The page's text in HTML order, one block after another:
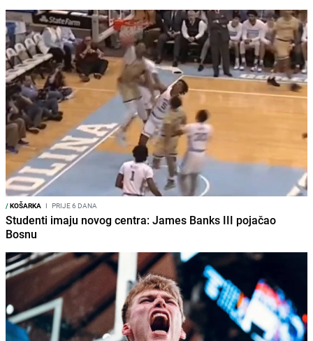
/KOŠARKA I PRIJE 6 DANA
Studenti imaju novog centra: James Banks III pojačao
Bosnu